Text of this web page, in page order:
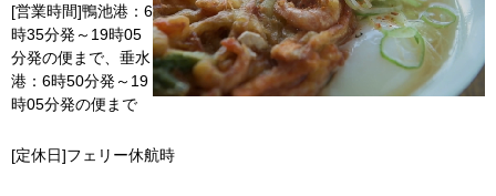
[営業時間]鴨池港：6
時35分発～19時05
分発の便まで、垂水
港：6時50分発～19
時05分発の便まで
[定休日]フェリー休航時